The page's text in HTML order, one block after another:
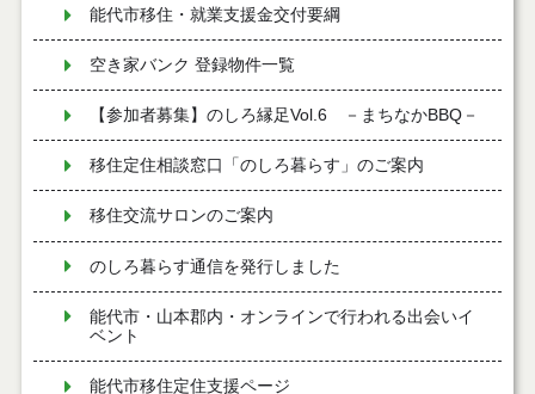
能代市移住・就業支援金交付要綱
空き家バンク 登録物件一覧
【参加者募集】のしろ縁足Vol.6 －まちなかBBQ－
移住定住相談窓口「のしろ暮らす」のご案内
移住交流サロンのご案内
のしろ暮らす通信を発行しました
能代市・山本郡内・オンラインで行われる出会いイ
ベント
能代市移住定住支援ページ